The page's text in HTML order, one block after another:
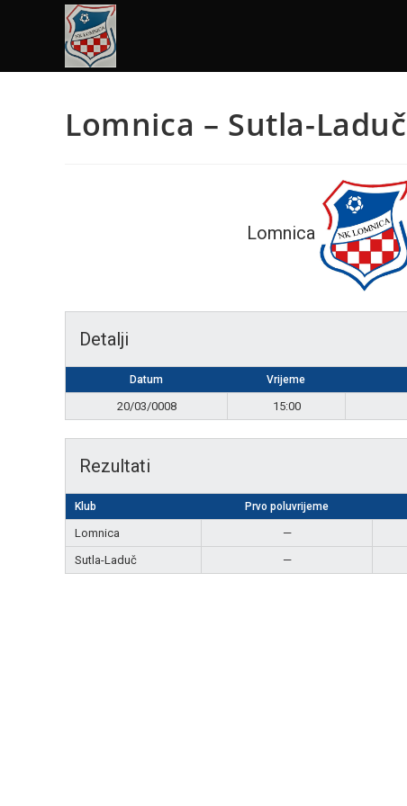
Lomnica – Sutla-Laduč
Lomnica
Detalji
Datum Vrijeme
20/03/0008 15:00
Rezultati
Klub Prvo poluvrijeme
Lomnica —
Sutla-Laduč
—